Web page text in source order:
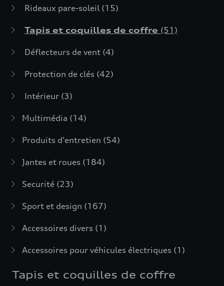
Rideaux pare-soleil (15)
Tapis et coquilles de coffre (51)
Déflecteurs de vent (4)
Protection de clés (42)
Intérieur (3)
Multimédia (14)
Produits d'entretien (54)
Jantes et roues (184)
Securité (23)
Sport et design (167)
Accessoires divers (1)
Accessoires pour véhicules électriques (1)
Tapis et coquilles de coffre